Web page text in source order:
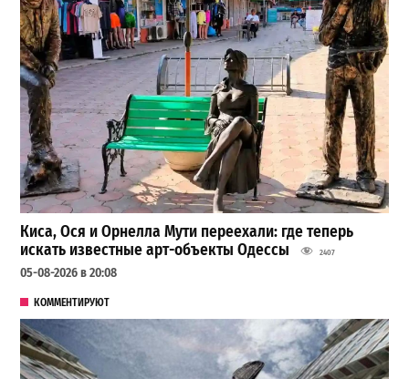
Киса, Ося и Орнелла Мути переехали: где теперь
искать известные арт-объекты Одессы
2407
05-08-2026 в 20:08
КОММЕНТИРУЮТ